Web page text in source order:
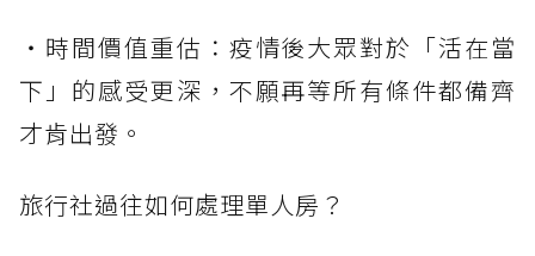
・時間價值重估：疫情後大眾對於「活在當
下」的感受更深，不願再等所有條件都備齊
才肯出發。
旅行社過往如何處理單人房？